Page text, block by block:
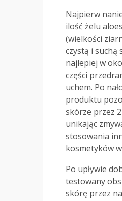
Najpierw
ilość żelu
(wielkości
czystą i suchą
najlepiej w
części
uchem. Po
produktu
skórze przez
unikając
stosowania
kosmetyków
Po upływie
testowany
skórę przez